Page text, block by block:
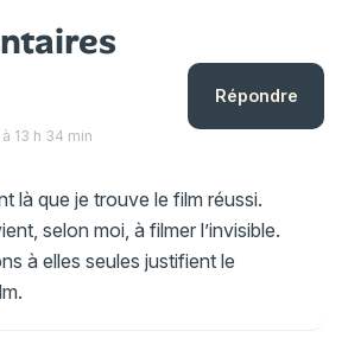
13 h 34 min
là que je trouve le film réussi.
selon moi, à filmer l’invisible.
à elles seules justifient le
Répondre